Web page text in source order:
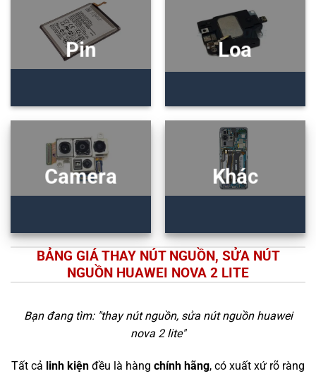
Pin Loa
Camera Khác
BẢNG GIÁ THAY NÚT NGUỒN, SỬA NÚT
NGUỒN HUAWEI NOVA 2 LITE
Bạn đang tìm: "thay nút nguồn, sửa nút nguồn huawei
nova 2 lite"
Tất cả linh kiện đều là hàng chính hãng, có xuất xứ rõ ràng